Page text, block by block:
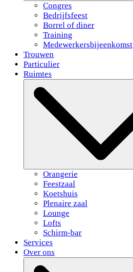
Congres
Bedrijfsfeest
Borrel of diner
Training
Medewerkersbijeenkomst
Trouwen
Particulier
Ruimtes
Orangerie
Feestzaal
Koetshuis
Plenaire zaal
Lounge
Lofts
Schirm-bar
Services
Over ons